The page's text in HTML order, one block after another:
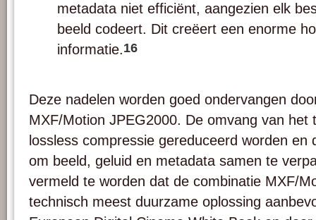
metadata niet efficiënt, aangezien elk
beeld codeert. Dit creëert een enorme
informatie.16
Deze nadelen worden goed ondervangen
MXF/Motion JPEG2000. De omvang van het
lossless compressie gereduceerd worden en
om beeld, geluid en metadata samen te
vermeld te worden dat de combinatie MXF/
technisch meest duurzame oplossing